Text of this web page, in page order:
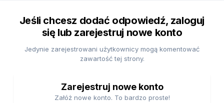
Jeśli chcesz dodać odpowiedź, zaloguj
się lub zarejestruj nowe konto
Jedynie zarejestrowani użytkownicy mogą komentować
zawartość tej strony.
Zarejestruj nowe konto
Załóż nowe konto. To bardzo proste!